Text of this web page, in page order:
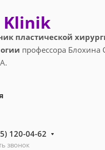
Klinik
пластической
профессора Блохина
120-04-62
звонок